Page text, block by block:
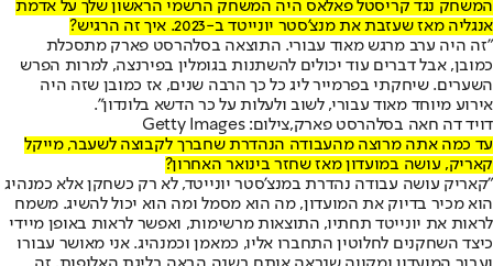
המשחק נגד קריסטל פאלאס היה המשחק הרשמי הראשון שלך על אדמת
אנגליה מאז שעזבת את מנצ'סטר יונייטד ב-2023. איך זה הרגיש?
"זה היה ערב מרגש מאוד עבורי. התוצאה בסלהרסט פארק מתסכלת
כמובן, אבל דברים עוד יכולים להשתנות בגומלין בפירנצה, למרות הפרש
השערים. שיחקתי בפרמייר ליג כל כך הרבה שנים, אז כמובן שזה היה
אירוע מיוחד מאוד עבורי, לשוב ולעלות על כר הדשא בלונדון".
דויד דה חאה בסלהרסט פארק,צילום: Getty Images
עד כמה אתה מרוצה מהעבודה הנהדרת שחברך לקבוצה לשעבר, מייקל
קאריק, עושה במועדון מאז שחזר בינואר האחרון?
"קאריק עושה עבודה נהדרת במנצ'סטר יונייטד, לא רק כשחקן אלא כמנהיג
הוא מכיר בדיוק את המועדון, מה הוא מסמל ומה הוא יכול להשיג. משמח
לראות את יונייטד תחתיו, התוצאות מרשימות, ואפשר לראות באופן מיידי
כיצד השחקנים לחלוטין התחברו אליו, כמאמן וכמנהיג. אני מאושר עבורו